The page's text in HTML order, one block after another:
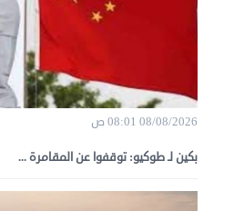
08/08/2026 08:01 ص
بكين لـ طوكيو: توقفوا عن المقامرة ...